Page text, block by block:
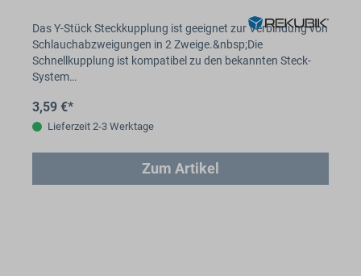
Das Y-Stück Steckkupplung ist geeignet zur Verbindung von
Schlauchabzweigungen in 2 Zweige.&nbsp;Die
Schnellkupplung ist kompatibel zu den bekannten Steck-
System…
3,59 €*
Lieferzeit 2-3 Werktage
Zum Artikel